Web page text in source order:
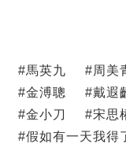
#馬英九 #周美
#金溥聰 #戴遐
#金小刀 #宋思
#假如有一天我得